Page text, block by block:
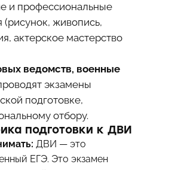
и профессиональные
(рисунок, живопись,
актерское мастерство
ведомств, военные
экзамены
подготовке,
отбору.
подготовки к ДВИ
ДВИ — это
ЕГЭ. Это экзамен